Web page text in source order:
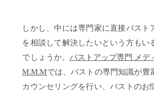
しかし、中には専門家に直接バスト
を相談して解決したいという方もい
でしょうか。 バストアップ専門 メデ
M.M.Mでは、バストの専門知識が豊
カウンセリングを行い、バストのお